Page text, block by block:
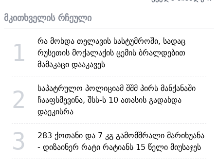
მკითხველის რჩეული
1
რა მოხდა თელავის სასტუმროში, სადაც
რუსეთის მოქალაქის ცემის ბრალდებით
მამაკაცი დააკავეს
2
საპატრულო პოლიციამ შშმ პირს მანქანაში
ჩააფსმევინა, შსს-ს 10 ათასის გადახდა
დაეკისრა
3
283 ქოთანი და 7 კგ გამომშრალი მარიხუანა
- დიზაინერ რატი რატიანს 15 წელი მიუსაჯეს